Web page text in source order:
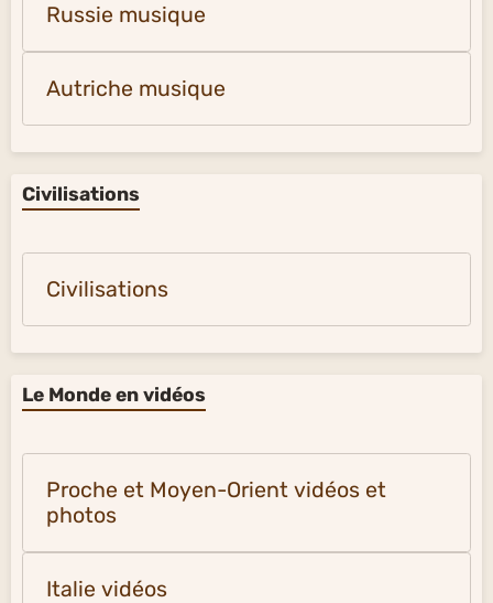
Russie musique
Autriche musique
Civilisations
Civilisations
Le Monde en vidéos
Proche et Moyen-Orient vidéos et
photos
Italie vidéos